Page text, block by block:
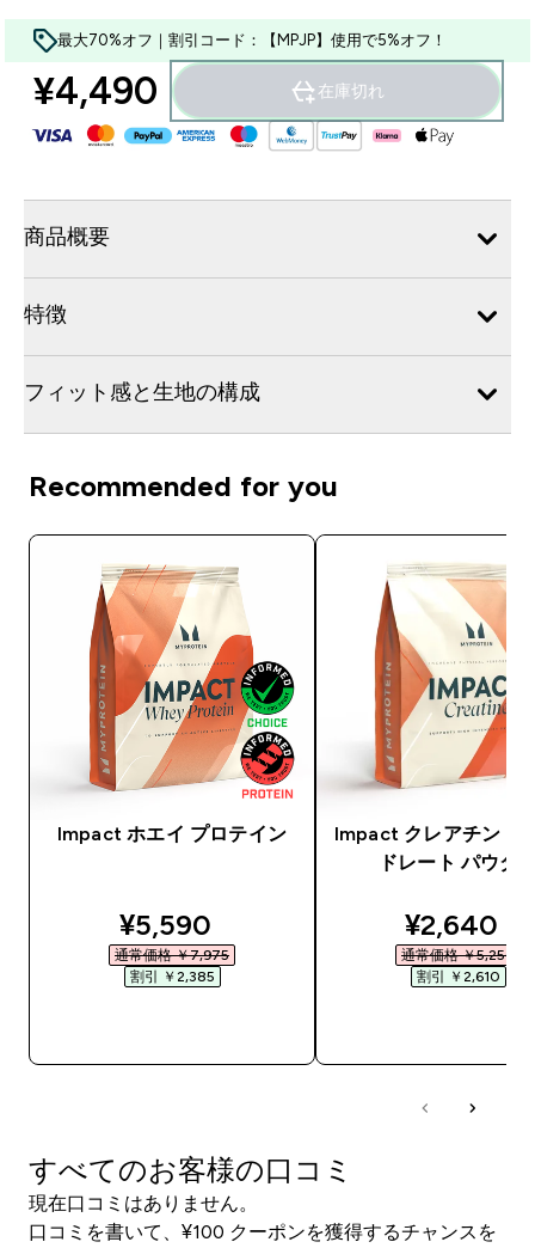
最大70%オフ｜割引コード：【MPJP】使用で5%オフ！
¥4,490‎ 在庫切れ
商品概要
特徴
フィット感と生地の構成
Recommended for you
Impact ホエイ プロテイン
discounted price
¥5,590‎
通常価格 ￥7,975‎
割引 ￥2,385‎
Impact クレアチン モ
ドレート パウダ
¥2,640‎
通常価格 ￥5,250‎
割引 ￥2,610‎
すべてのお客様の口コミ
現在口コミはありません。
口コミを書いて、¥100 クーポンを獲得するチャンスを